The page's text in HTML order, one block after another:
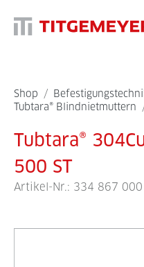
Shop /
Tubtara® Blindnietmuttern
Tubtara®
500 ST
Artikel-Nr.: 334 867 000